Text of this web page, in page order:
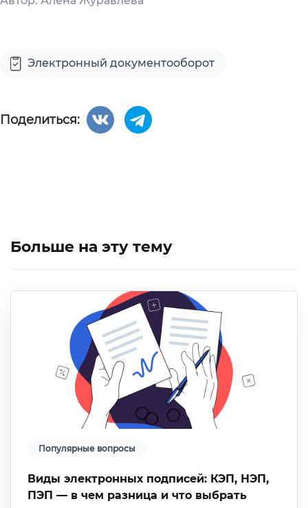
Электронный документооборот
Поделиться:
Больше на эту тему
Популярные вопросы
Виды электронных подписей: КЭП, НЭП,
ПЭП — в чем разница и что выбрать